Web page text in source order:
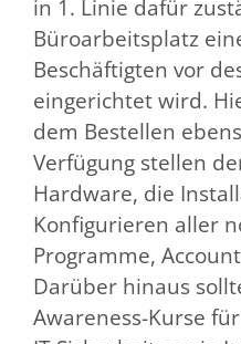
in 1. Linie dafür
Büroarbeitsplatz
Beschäftigten vor
eingerichtet wird.
dem Bestellen
Verfügung stellen
Hardware, die
Konfigurieren aller
Programme,
Darüber hinaus
Awareness-Kurse